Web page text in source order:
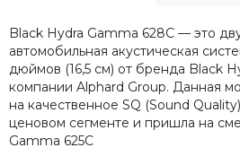
Black Hydra Gamma 628C — это
автомобильная акустическая
дюймов (16,5 см) от бренда Black
компании Alphard Group. Данная
на качественное SQ (Sound
ценовом сегменте и пришла на
Gamma 625C